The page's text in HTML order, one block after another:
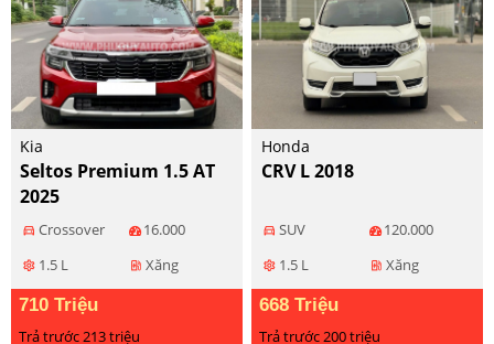
Kia
Seltos Premium 1.5 AT
2025
directions_car Crossover 16.000
settings 1.5 L ev_station Xăng
710 Triệu
Trả trước 213 triệu
Honda
CRV L 2018
directions_car SUV 120.000
settings 1.5 L ev_station Xăng
668 Triệu
Trả trước 200 triệu